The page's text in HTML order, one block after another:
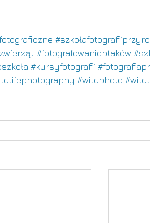
#fotografowanieptaków
#kursyfotografii
#wildphoto